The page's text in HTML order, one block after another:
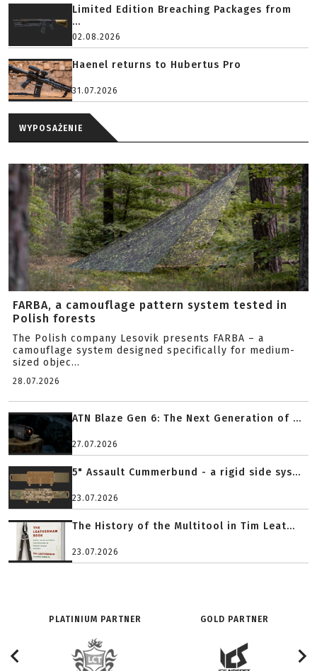
Limited Edition Breaching Packages from
...
02.08.2026
Haenel returns to Hubertus Pro
31.07.2026
WYPOSAŻENIE
FARBA, a camouflage pattern system tested in
Polish forests
The Polish company Lesovik presents FARBA – a
camouflage system designed specifically for medium-
sized objec...
28.07.2026
ATN Blaze Gen 6: The Next Generation of ...
27.07.2026
5" Assault Cummerbund - a rigid side sys...
23.07.2026
The History of the Multitool in Tim Leat...
23.07.2026
PLATINIUM PARTNER GOLD PARTNER